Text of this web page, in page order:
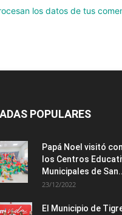
los datos de tus
POPULARES
Papá Noel visitó
los Centros
Municipales de
23/12/2022
El Municipio de